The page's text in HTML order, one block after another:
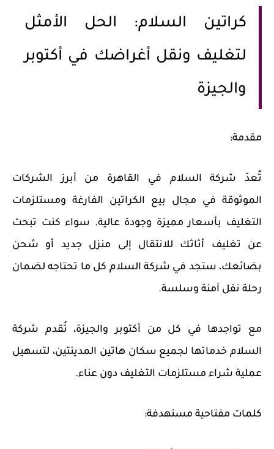
كراتين السلام: الحل الأمثل
لتغليف ونقل أغراضك في أكتوبر
والجيزة
مقدمة:
تُعدّ شركة السلام في القاهرة من أبرز الشركات
الموثوقة في مجال بيع الكراتين الفارغة ومستلزمات
التغليف بأسعار مميزة وجودة عالية. سواء كنت تبحث
عن تغليف أثاثك للانتقال إلى منزل جديد أو شحن
بضائعك، ستجد في شركة السلام كل ما تحتاجه لضمان
رحلة نقل آمنة وسلسة.
مع تواجدها في كل من أكتوبر والجيزة، تُقدم شركة
السلام خدماتها لجميع سكان هاتين المدينتين، لتسهيل
عملية شراء مستلزمات التغليف دون عناء.
كلمات مفتاحية مستهدفة: